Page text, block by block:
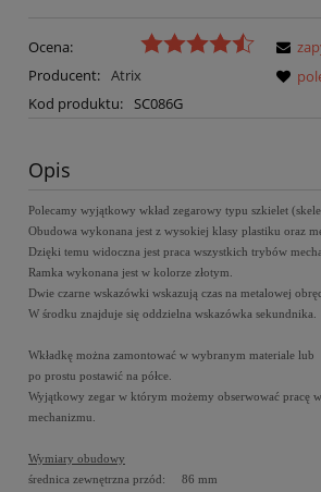
Ocena:
Producent: Atrix
Kod produktu:
SC086G
Opis
Polecamy wyjątkowy wkład zegarowy typu szkielet
Obudowa wykonana jest z wysokiej klasy plastiku oraz
Dzięki temu widoczna jest praca wszystkich trybów
Ramka wykonana jest w kolorze złotym.
Dwie czarne wskazówki wskazują czas na metalowej
W środku znajduje się oddzielna wskazówka sekundnika.
Wkładkę można zamontować w wybranym materiale lub
po prostu postawić na półce.
Wyjątkowy zegar w którym możemy obserwować pracę
mechanizmu.
Wymiary obudowy
średnica zewnętrzna przód: 86 mm